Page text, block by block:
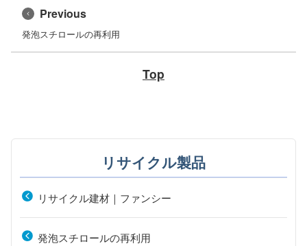
Previous
発泡スチロールの再利用
Top
リサイクル製品
リサイクル建材｜ファンシー
発泡スチロールの再利用